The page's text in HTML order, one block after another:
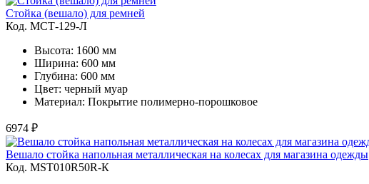
Стойка (вешало) для ремней
Код. MСТ-129-Л
Высота: 1600 мм
Ширина: 600 мм
Глубина: 600 мм
Цвет: черный муар
Материал: Покрытие полимерно-порошковое
6974 ₽
Вешало стойка напольная металлическая на колесах для магазина одежды
Код. MST010R50R-К